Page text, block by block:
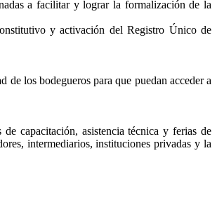
a facilitar y lograr la formalización de la
y activación del Registro Único de
los bodegueros para que puedan acceder a
capacitación, asistencia técnica y ferias de
intermediarios, instituciones privadas y la